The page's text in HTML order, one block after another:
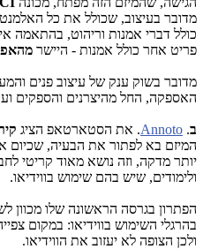
מדובר בעיצוב, שכולל את כל
כולל דברי אמנות וריהוט, בהתאמה
פריט אחר כולל אמנות - היישר
מדובר בשוק ענק של עיצוב פנים
האספקה, החל מהיצרנים והספקים
ב.
Annoto. את הסטארטאפ הציג
המיזם בא לפתור את הבעיה, שכיום
יותר מדקה, וזה נושא מאוד קריטי
ולימודים, שיש בהם שימוש בווידיאו.
הפתרון בגרסה הראשונה שלו מכוון
בהרגלי השימוש בווידיאו: במקום
ולכן הצופה לא יעזוב את הווידיאו.